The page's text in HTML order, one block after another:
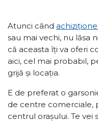
Atunci când
sau mai vechi, nu lăsa
că aceasta îți va oferi
aici, cel mai probabil,
grijă și locația.
E de preferat o
de centre comerciale,
centrul orașului. Te vei